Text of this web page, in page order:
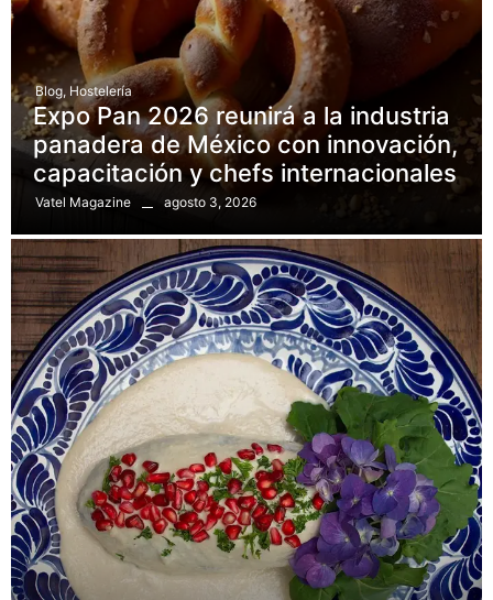
Blog, Hostelería
Expo Pan 2026 reunirá a la industria
panadera de México con innovación,
capacitación y chefs internacionales
Vatel Magazine agosto 3, 2026